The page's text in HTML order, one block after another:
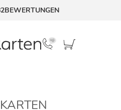
BEWERTUNGEN